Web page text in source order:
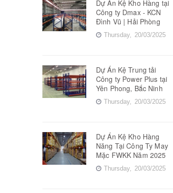
Dự Án Kệ Kho Hàng tại
Công ty Dmax - KCN
Đình Vũ | Hải Phòng
Thursday, 20/03/2025
Dự Án Kệ Trung tải
Công ty Power Plus tại
Yên Phong, Bắc Ninh
Thursday, 20/03/2025
Dự Án Kệ Kho Hàng
Năng Tại Công Ty May
Mặc FWKK Năm 2025
Thursday, 20/03/2025